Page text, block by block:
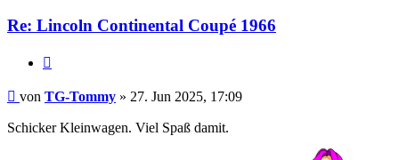
Re: Lincoln Continental Coupé 1966
Beitrag
von TG-Tommy » 27. Jun 2025, 17:09
Schicker Kleinwagen. Viel Spaß damit.